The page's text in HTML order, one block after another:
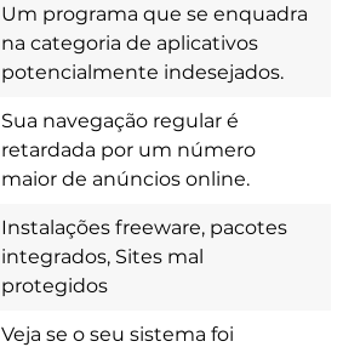
Um programa que se enquadra
na categoria de aplicativos
potencialmente indesejados.
Sua navegação regular é
retardada por um número
maior de anúncios online.
Instalações freeware, pacotes
integrados, Sites mal
protegidos
Veja se o seu sistema foi
Download
Spy Hunter